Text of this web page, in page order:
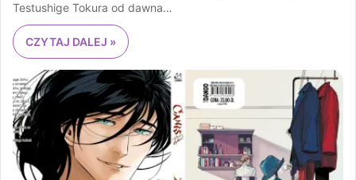
Testushige Tokura od dawna…
CZYTAJ DALEJ »